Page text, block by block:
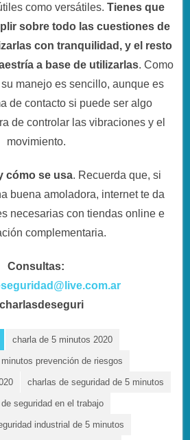
como versátiles. Tienes que
sobre todo las cuestiones de
con tranquilidad, y el resto
a base de utilizarlas. Como
manejo es sencillo, aunque es
de contacto si puede ser algo
de controlar las vibraciones y el
movimiento.
cómo se usa. Recuerda que, si
buena amoladora, internet te da
necesarias con tiendas online e
complementaria.
Consultas:
charla de 5 minutos 2020
prevención de riesgos
charlas de seguridad de 5 minutos
seguridad en el trabajo
industrial de 5 minutos